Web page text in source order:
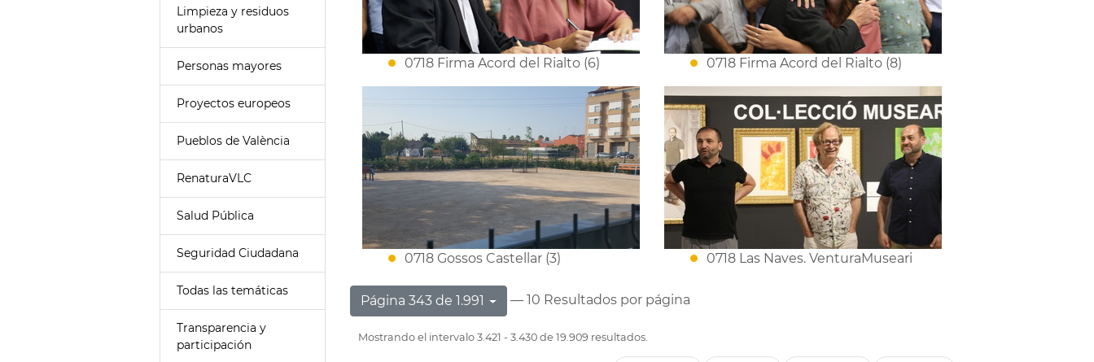
Limpieza y residuos
urbanos
Personas mayores
Proyectos europeos
Pueblos de València
RenaturaVLC
Salud Pública
Seguridad Ciudadana
Todas las temáticas
Transparencia y
participación
0718 Firma Acord del Rialto (6) 0718 Firma Acord del Rialto (8)
0718 Gossos Castellar (3) 0718 Las Naves. VenturaMuseari
Página 343 de 1.991 — 10 Resultados por página
Mostrando el intervalo 3.421 - 3.430 de 19.909 resultados.